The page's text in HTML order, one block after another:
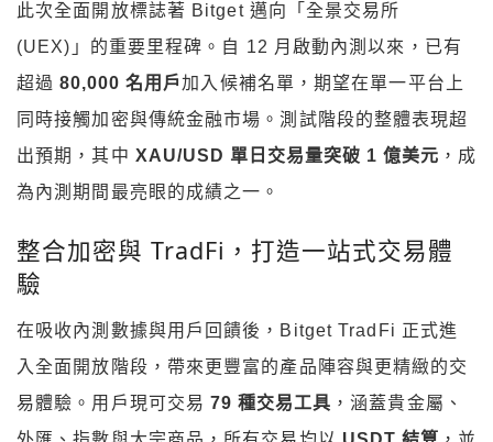
此次全面開放標誌著 Bitget 邁向「全景交易所
(UEX)」的重要里程碑。自 12 月啟動內測以來，已有
超過80,000 名用戶加入候補名單，期望在單一平台上
同時接觸加密與傳統金融市場。測試階段的整體表現超
出預期，其中 XAU/USD 單日交易量突破 1 億美元 ，成
為內測期間最亮眼的成績之一。
整合加密與 TradFi，打造一站式交易體
驗
在吸收內測數據與用戶回饋後，Bitget TradFi 正式進
入全面開放階段，帶來更豐富的產品陣容與更精緻的交
易體驗。用戶現可交易79 種交易工具 ，涵蓋貴金屬、